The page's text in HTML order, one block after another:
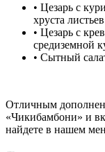
• Цезарь с
хруста
• Цезарь с
средиземной
• Сытный
Отличным
«Чикибамбони» и
найдете в нашем